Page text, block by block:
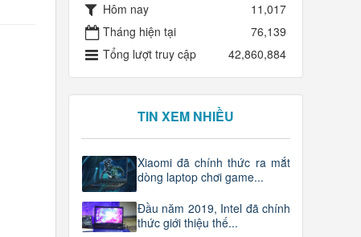
Hôm nay
11,017
Tháng hiện tại
76,139
Tổng lượt truy cập
42,860,884
TIN XEM NHIỀU
Xiaomi đã chính thức ra mắt
dòng laptop chơi game...
Đầu năm 2019, Intel đã chính
thức giới thiệu thế...